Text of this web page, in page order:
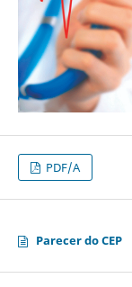
PDF/A
Parecer do CEP